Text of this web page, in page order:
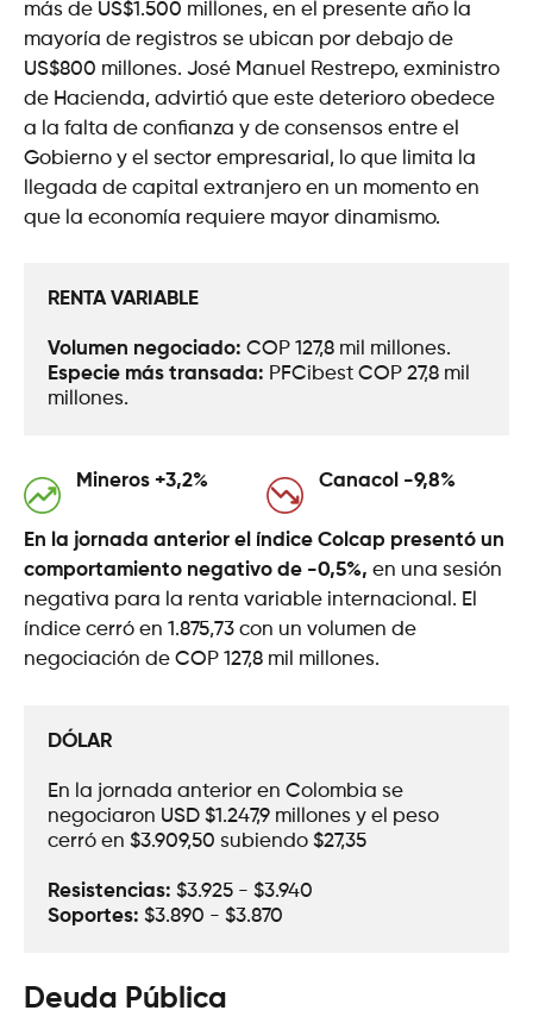
más de US$1.500 millones, en el presente año la
mayoría de registros se ubican por debajo de
US$800 millones. José Manuel Restrepo, exministro
de Hacienda, advirtió que este deterioro obedece
a la falta de confianza y de consensos entre el
Gobierno y el sector empresarial, lo que limita la
llegada de capital extranjero en un momento en
que la economía requiere mayor dinamismo.
RENTA VARIABLE
Volumen negociado: COP 127,8 mil millones.
Especie más transada: PFCibest COP 27,8 mil
millones.
Mineros +3,2% Canacol -9,8%
En la jornada anterior el índice Colcap presentó un
comportamiento negativo de -0,5%, en una sesión
negativa para la renta variable internacional. El
índice cerró en 1.875,73 con un volumen de
negociación de COP 127,8 mil millones.
DÓLAR
En la jornada anterior en Colombia se
negociaron USD $1.247,9 millones y el peso
cerró en $3.909,50 subiendo $27,35
Resistencias: $3.925 - $3.940
Soportes: $3.890 - $3.870
Deuda Pública